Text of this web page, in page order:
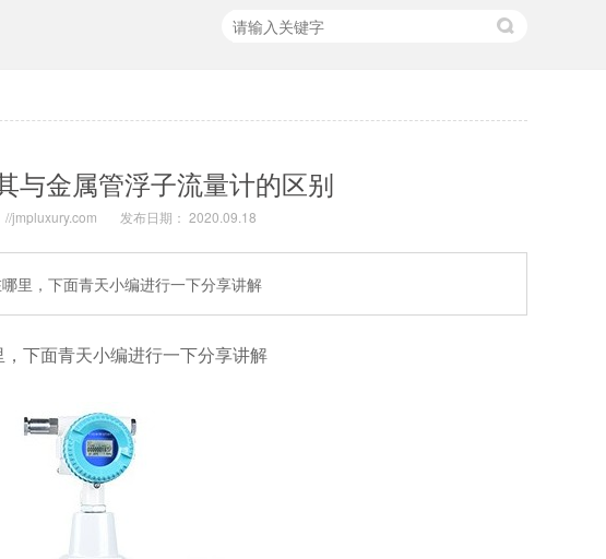
与金属管浮子流量计的区别
//jmpluxury.com 发布日期： 2020.09.18
里，下面青天小编进行一下分享讲解
下面青天小编进行一下分享讲解